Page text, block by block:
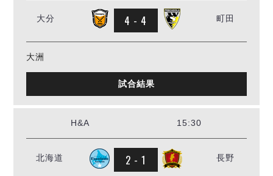
大分 4 - 4 町田
大洲
試合結果
H&A 15:30
北海道 2 - 1 長野